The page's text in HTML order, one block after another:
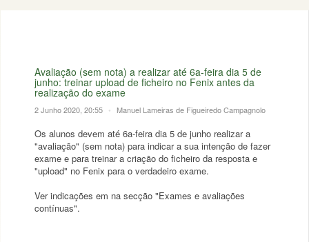
Avaliação (sem nota) a realizar até 6a-feira dia 5 de
junho: treinar upload de ficheiro no Fenix antes da
realização do exame
2 Junho 2020, 20:55 • Manuel Lameiras de Figueiredo Campagnolo
Os alunos devem até 6a-feira dia 5 de junho realizar a
"avaliação" (sem nota) para indicar a sua intenção de fazer
exame e para treinar a criação do ficheiro da resposta e
"upload" no Fenix para o verdadeiro exame.
Ver indicações em na secção "Exames e avaliações
contínuas".